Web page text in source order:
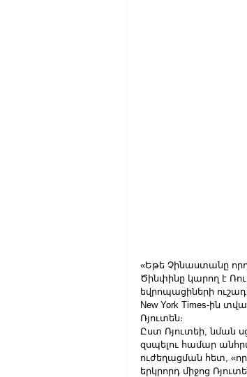
«Եթե Չինաստանը
Ծինփինը կարող է
եվրոպացիների
New York Times-ին
Ռյուտեն։
Ըստ Ռյուտեի, նման
զսպելու համար
ուժեղացման հետ,
երկրորդ միջոց